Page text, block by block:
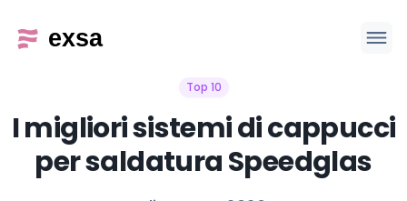
Top 10
I migliori sistemi di cappucci
per saldatura Speedglas